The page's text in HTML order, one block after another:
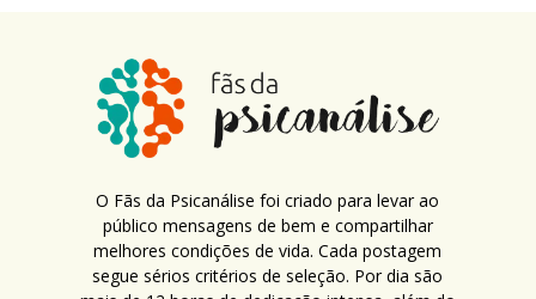
O Fãs da Psicanálise foi criado para levar ao
público mensagens de bem e compartilhar
melhores condições de vida. Cada postagem
segue sérios critérios de seleção. Por dia são